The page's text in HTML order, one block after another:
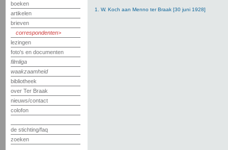
boeken
artikelen
brieven
correspondenten
lezingen
foto's en documenten
filmliga
waakzaamheid
bibliotheek
over Ter Braak
nieuws/contact
colofon
de stichting/faq
zoeken
1. W. Koch aan Menno ter Braak [30 juni 1928]